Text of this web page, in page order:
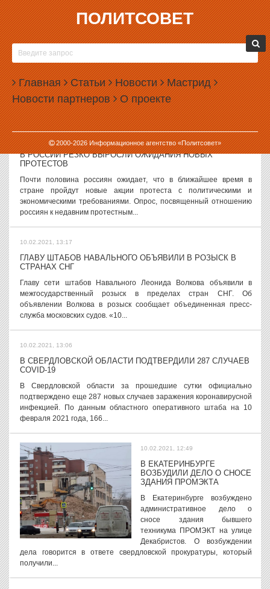
ПОЛИТСОВЕТ
Главная Статьи Новости Мастрид
Новости партнеров О проекте
2000-2026Информационное агентство «Политсовет»
10.02.2021, 14:44
ОБЛСУД ОСТАВИЛ ПОД АРЕСТОМ СОТРУДНИЦУ
ЕКАТЕРИНБУРГСКОГО ШТАБА НАВАЛЬНОГО
Свердловский областной суд оставил под арестом сотрудницу
екатеринбургского штаба Навального Викторию Райх. Как
сообщили в пресс-службе облсуда, апелляционная жалоба
девушки отклонена. ...
10.02.2021, 14:27
В РОССИИ РЕЗКО ВЫРОСЛИ ОЖИДАНИЯ НОВЫХ
ПРОТЕСТОВ
Почти половина россиян ожидает, что в ближайшее время в
стране пройдут новые акции протеста с политическими и
экономическими требованиями. Опрос, посвященный отношению
россиян к недавним протестным...
10.02.2021, 13:17
ГЛАВУ ШТАБОВ НАВАЛЬНОГО ОБЪЯВИЛИ В РОЗЫСК В
СТРАНАХ СНГ
Главу сети штабов Навального Леонида Волкова объявили в
межгосударственный розыск в пределах стран СНГ. Об
объявлении Волкова в розыск сообщает объединенная пресс-
служба московских судов. «10...
10.02.2021, 13:06
В СВЕРДЛОВСКОЙ ОБЛАСТИ ПОДТВЕРДИЛИ 287 СЛУЧАЕВ
COVID-19
В Свердловской области за прошедшие сутки официально
подтверждено еще 287 новых случаев заражения коронавирусной
инфекцией. По данным областного оперативного штаба на 10
февраля 2021 года, 166...
10.02.2021, 12:49
В ЕКАТЕРИНБУРГЕ
ВОЗБУДИЛИ ДЕЛО О СНОСЕ
ЗДАНИЯ ПРОМЭКТА
В Екатеринбурге возбуждено
административное дело о
сносе здания бывшего
техникума ПРОМЭКТ на улице
Декабристов. О возбуждении
дела говорится в ответе свердловской прокуратуры, который
получили...